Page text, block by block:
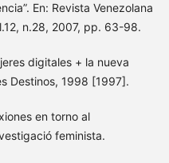
En: Revista Venezolana
n.28, 2007, pp. 63-98.
digitales + la nueva
Destinos, 1998 [1997].
en torno al
feminista.